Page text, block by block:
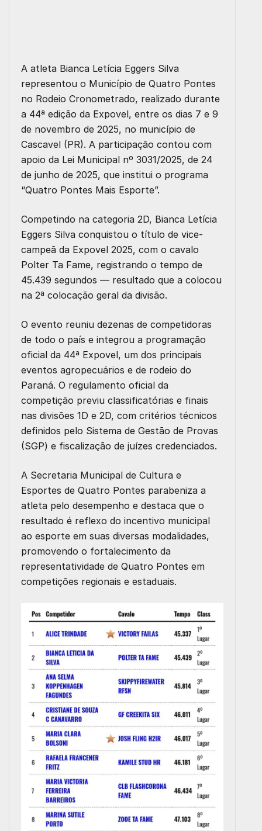
A atleta Bianca Letícia Eggers Silva
representou o Município de Quatro Pontes
no Rodeio Cronometrado, realizado durante
a 44ª edição da Expovel, entre os dias 7 e 9
de novembro de 2025, no município de
Cascavel (PR). A participação contou com
apoio da Lei Municipal nº 3031/2025, de 24
de junho de 2025, que institui o programa
“Quatro Pontes Mais Esporte”.
Competindo na categoria 2D, Bianca Letícia
Eggers Silva conquistou o título de vice-
campeã da Expovel 2025, com o cavalo
Polter Ta Fame, registrando o tempo de
45.439 segundos — resultado que a colocou
na 2ª colocação geral da divisão.
O evento reuniu dezenas de competidoras
de todo o país e integrou a programação
oficial da 44ª Expovel, um dos principais
eventos agropecuários e de rodeio do
Paraná. O regulamento oficial da
competição previu classificatórias e finais
nas divisões 1D e 2D, com critérios técnicos
definidos pelo Sistema de Gestão de Provas
(SGP) e fiscalização de juízes credenciados.
A Secretaria Municipal de Cultura e
Esportes de Quatro Pontes parabeniza a
atleta pelo desempenho e destaca que o
resultado é reflexo do incentivo municipal
ao esporte em suas diversas modalidades,
promovendo o fortalecimento da
representatividade de Quatro Pontes em
competições regionais e estaduais.